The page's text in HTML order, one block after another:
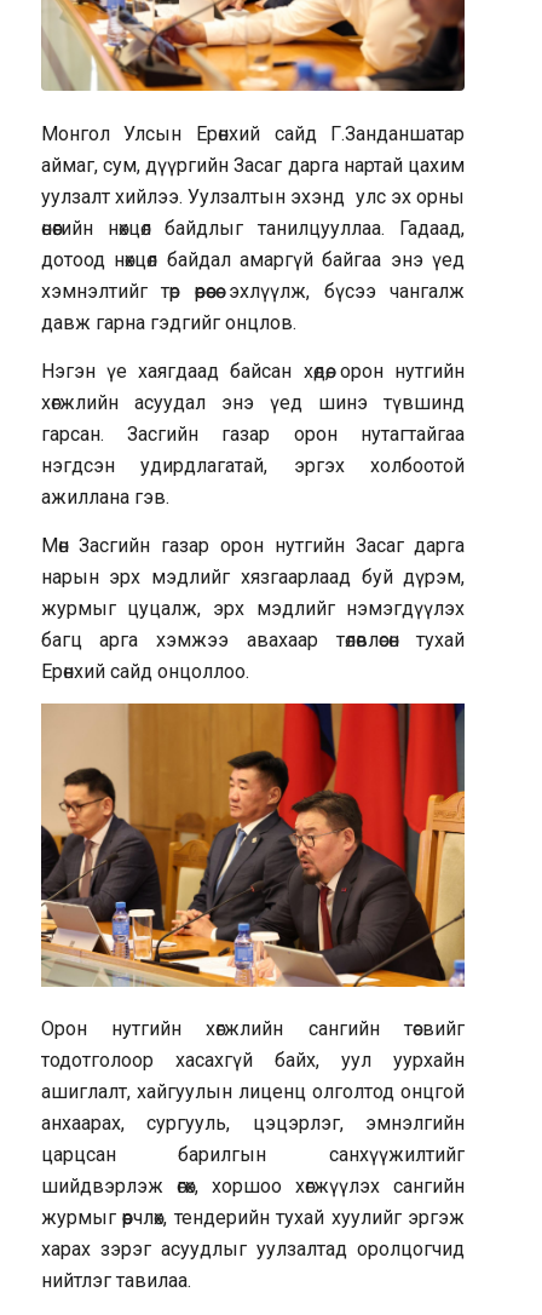
Монгол Улсын Ерөнхий сайд Г.Занданшатар
аймаг, сум, дүүргийн Засаг дарга нартай цахим
уулзалт хийлээ. Уулзалтын эхэнд улс эх орны
өнөөгийн нөхцөл байдлыг танилцууллаа. Гадаад,
дотоод нөхцөл байдал амаргүй байгаа энэ үед
хэмнэлтийг төр өөрөөсөө эхлүүлж, бүсээ чангалж
давж гарна гэдгийг онцлов.
Нэгэн үе хаягдаад байсан хөдөө, орон нутгийн
хөгжлийн асуудал энэ үед шинэ түвшинд
гарсан. Засгийн газар орон нутагтайгаа
нэгдсэн удирдлагатай, эргэх холбоотой
ажиллана гэв.
Мөн Засгийн газар орон нутгийн Засаг дарга
нарын эрх мэдлийг хязгаарлаад буй дүрэм,
журмыг цуцалж, эрх мэдлийг нэмэгдүүлэх
багц арга хэмжээ авахаар төлөвлөсөн тухай
Ерөнхий сайд онцоллоо.
Орон нутгийн хөгжлийн сангийн төсвийг
тодотголоор хасахгүй байх, уул уурхайн
ашиглалт, хайгуулын лиценц олголтод онцгой
анхаарах, сургууль, цэцэрлэг, эмнэлгийн
царцсан барилгын санхүүжилтийг
шийдвэрлэж өгөх, хоршоо хөгжүүлэх сангийн
журмыг өөрчлөх, тендерийн тухай хуулийг эргэж
харах зэрэг асуудлыг уулзалтад оролцогчид
нийтлэг тавилаа.